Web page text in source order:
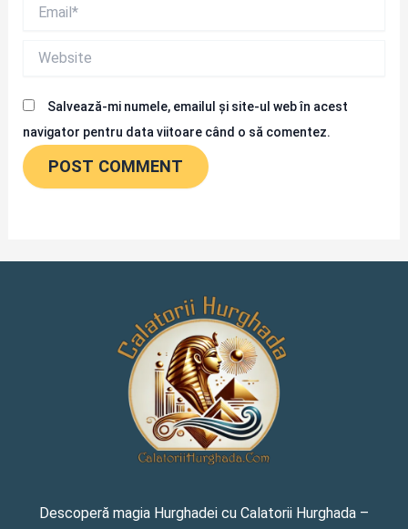
Salvează-mi numele, emailul și site-ul web în acest
navigator pentru data viitoare când o să comentez.
Descoperă magia Hurghadei cu Calatorii Hurghada –